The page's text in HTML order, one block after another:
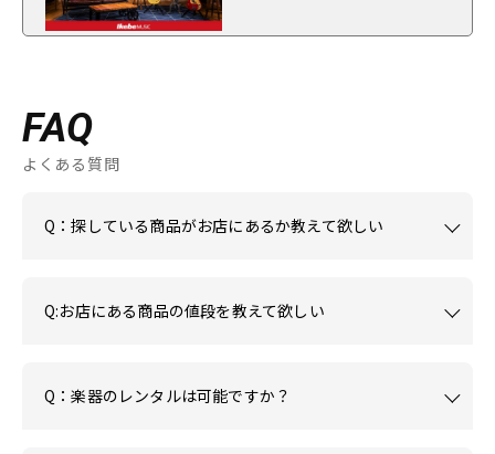
FAQ
よくある質問
Q：探している商品がお店にあるか教えて欲しい
Q:お店にある商品の値段を教えて欲しい
Q：楽器のレンタルは可能ですか？